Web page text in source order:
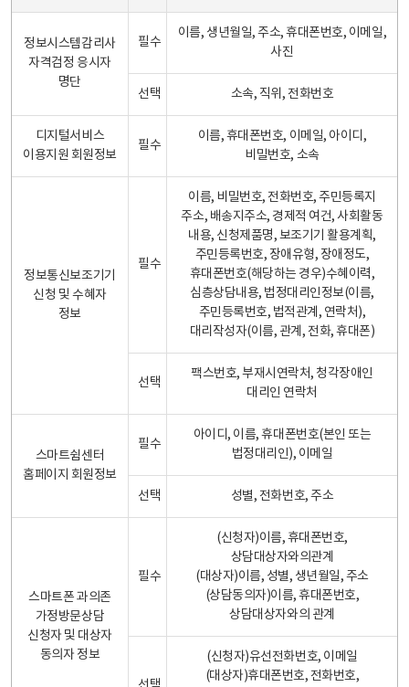
정보시스템감리사
자격검정 응시자
명단
필수
이름, 생년월일, 주소, 휴대폰번호, 이메일,
사진
선택 소속, 직위, 전화번호
디지털서비스
이용지원 회원정보
필수
이름, 휴대폰번호, 이메일, 아이디,
비밀번호, 소속
정보통신보조기기
신청 및 수혜자
정보
필수
이름, 비밀번호, 전화번호, 주민등록지
주소, 배송지주소, 경제적 여건, 사회활동
내용, 신청제품명, 보조기기 활용계획,
주민등록번호, 장애유형, 장애정도,
휴대폰번호(해당하는 경우)수혜이력,
심층상담내용, 법정대리인정보(이름,
주민등록번호, 법적관계, 연락처),
대리작성자(이름, 관계, 전화, 휴대폰)
선택
팩스번호, 부재시연락처, 청각장애인
대리인 연락처
스마트쉼센터
홈페이지 회원정보
필수
아이디, 이름, 휴대폰번호(본인 또는
법정대리인), 이메일
선택 성별, 전화번호, 주소
스마트폰 과의존
가정방문상담
신청자 및 대상자
동의자 정보
필수
(신청자)이름, 휴대폰번호,
상담대상자와의관계
(대상자)이름, 성별, 생년월일, 주소
(상담동의자)이름, 휴대폰번호,
상담대상자와의 관계
(신청자)유선전화번호, 이메일
(대상자)휴대폰번호, 전화번호,